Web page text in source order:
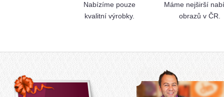
Nabízíme pouze
kvalitní výrobky.
Máme nejširší
obrazů v ČR.